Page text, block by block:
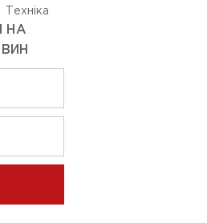
Технiка
НА